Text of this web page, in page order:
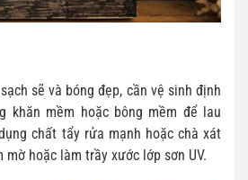
sẽ và bóng đẹp, cần vệ sinh định
khăn mềm hoặc bông mềm để lau
chất tẩy rửa mạnh hoặc chà xát
mờ hoặc làm trầy xước lớp sơn UV.